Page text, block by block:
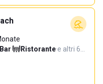
Bar· Ristorante·e altri 6…